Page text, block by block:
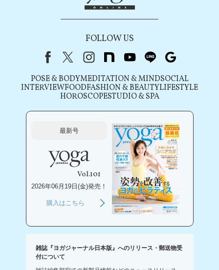
FOLLOW US
FacebookX（旧Twitter）
instagram
note youtubeline
POSE & BODYMEDITATION & MINDSOCIAL
INTERVIEWFOODFASHION & BEAUTYLIFESTYLE
HOROSCOPESTUDIO & SPA
最新号
Vol.101
2026年06月19日(金)発売！
購入はこちら
雑誌『ヨガジャーナル日本版』へのリリース・郵送物受
付について